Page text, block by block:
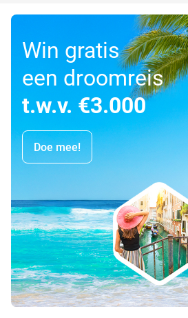
Win gratis
een droomreis
t.w.v. €3.000
Doe mee!